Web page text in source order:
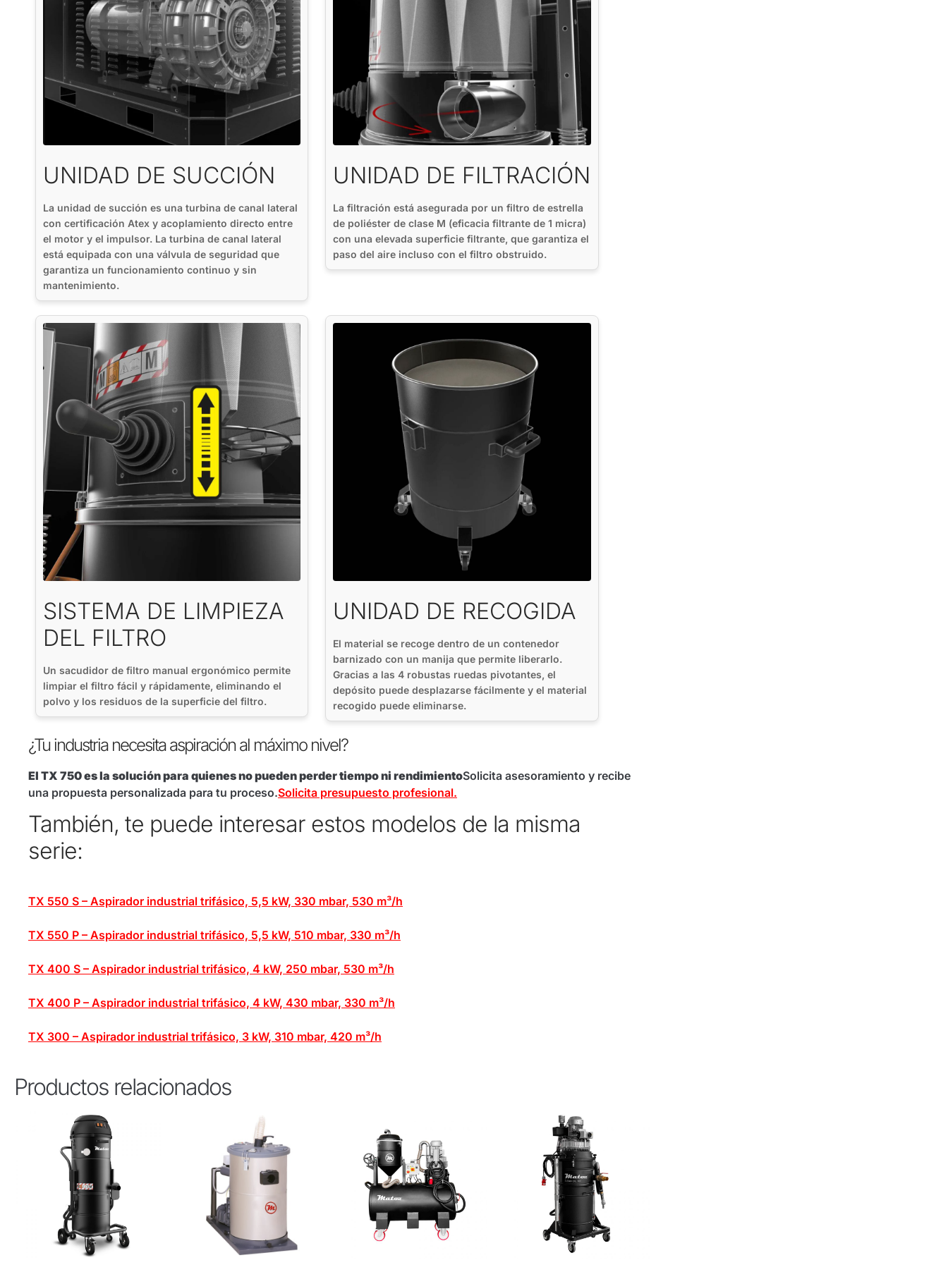
UNIDAD DE SUCCIÓN
La unidad de succión es una turbina de canal lateral
con certificación Atex y acoplamiento directo entre
el motor y el impulsor. La turbina de canal lateral
está equipada con una válvula de seguridad que
garantiza un funcionamiento continuo y sin
mantenimiento.
UNIDAD DE FILTRACIÓN
La filtración está asegurada por un filtro de estrella
de poliéster de clase M (eficacia filtrante de 1 micra)
con una elevada superficie filtrante, que garantiza el
paso del aire incluso con el filtro obstruido.
SISTEMA DE LIMPIEZA
DEL FILTRO
Un sacudidor de filtro manual ergonómico permite
limpiar el filtro fácil y rápidamente, eliminando el
polvo y los residuos de la superficie del filtro.
UNIDAD DE RECOGIDA
El material se recoge dentro de un contenedor
barnizado con un manija que permite liberarlo.
Gracias a las 4 robustas ruedas pivotantes, el
depósito puede desplazarse fácilmente y el material
recogido puede eliminarse.
¿Tu industria necesita aspiración al máximo nivel?
El TX 750 es la solución para quienes no pueden perder tiempo ni rendimientoSolicita asesoramiento y recibe
una propuesta personalizada para tu proceso.Solicita presupuesto profesional.
También, te puede interesar estos modelos de la misma
serie:
TX 550 S – Aspirador industrial trifásico, 5,5 kW, 330 mbar, 530 m³/h
TX 550 P – Aspirador industrial trifásico, 5,5 kW, 510 mbar, 330 m³/h
TX 400 S – Aspirador industrial trifásico, 4 kW, 250 mbar, 530 m³/h
TX 400 P – Aspirador industrial trifásico, 4 kW, 430 mbar, 330 m³/h
TX 300 – Aspirador industrial trifásico, 3 kW, 310 mbar, 420 m³/h
Productos relacionados